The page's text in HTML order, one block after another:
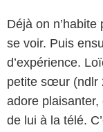
Déjà on
se voir. Puis
d’expérience.
petite sœur (ndlr
adore plaisanter,
de lui à la télé.